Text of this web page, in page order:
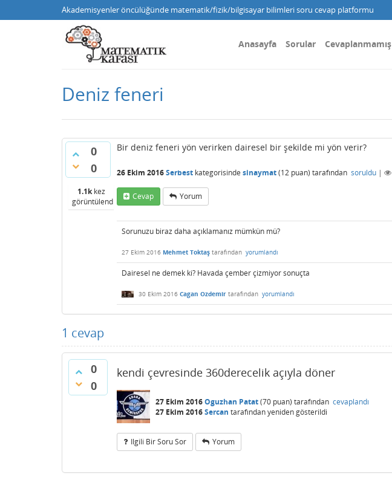
Akademisyenler öncülüğünde matematik/fizik/bilgisayar bilimleri soru cevap platformu
Anasayfa Sorular Cevaplanmamış
Deniz feneri
0
0
1.1kkez
görüntülendi
Bir deniz feneri yön verirken dairesel bir şekilde mi yön verir?
26 Ekim 2016Serbest kategorisinde sinaymat(12 puan) tarafından soruldu |
Cevap Yorum
Sorunuzu biraz daha açıklamanız mümkün mü?
27 Ekim 2016 Mehmet Toktaş tarafından yorumlandı
Dairesel ne demek ki? Havada çember çizmiyor sonuçta
30 Ekim 2016 Cagan Ozdemir tarafından yorumlandı
1 cevap
0
0
kendi çevresinde 360derecelik açıyla döner
27 Ekim 2016Oguzhan Patat(70 puan) tarafından cevaplandı
27 Ekim 2016Sercan tarafındanyeniden gösterildi
Ilgili Bir Soru Sor Yorum